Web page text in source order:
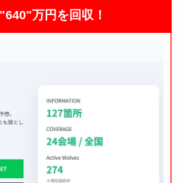
万円を回収！